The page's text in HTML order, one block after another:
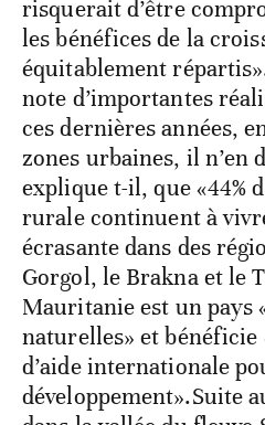
risquerait d’être
les bénéfices de la
équitablement
note d’importantes
ces dernières années,
zones urbaines, il n’en
explique t-il, que «44%
rurale continuent à
écrasante dans des
Gorgol, le Brakna et le
Mauritanie est un pays
naturelles» et bénéficie
d’aide internationale
développement».Suite